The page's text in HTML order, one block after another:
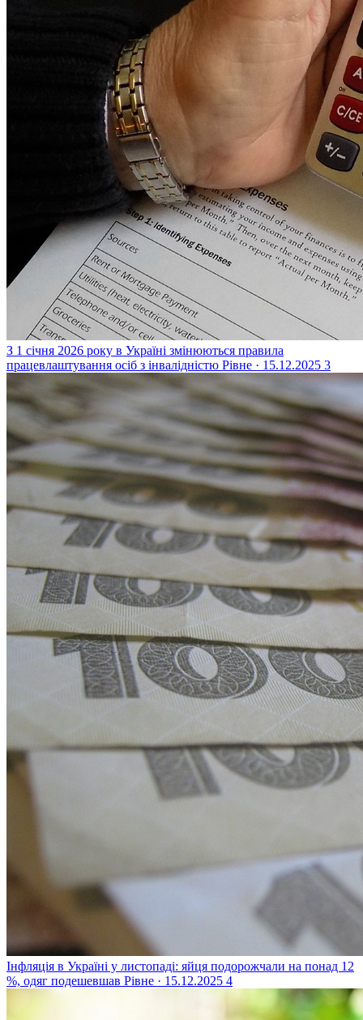
З 1 січня 2026 року в Україні змінюються правила
працевлаштування осіб з інвалідністю Рівне · 15.12.2025 3
Інфляція в Україні у листопаді: яйця подорожчали на понад 12
%, одяг подешевшав Рівне · 15.12.2025 4